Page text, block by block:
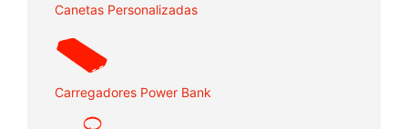
Canetas Personalizadas
Carregadores Power Bank